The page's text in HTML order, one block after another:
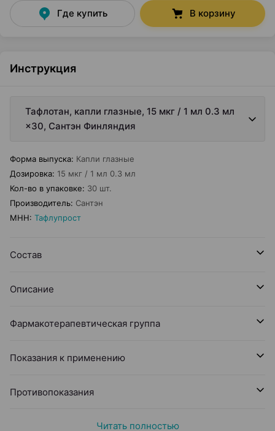
Где купить В корзину
Инструкция
Тафлотан, капли глазные, 15 мкг / 1 мл 0.3 мл
×30, Сантэн Финляндия
Форма выпуска: Капли глазные
Дозировка: 15 мкг / 1 мл 0.3 мл
Кол-во в упаковке: 30 шт.
Производитель: Сантэн
МНН: Тафлупрост
Состав
Описание
Фармакотерапевтическая группа
Показания к применению
Противопоказания
Читать полностью